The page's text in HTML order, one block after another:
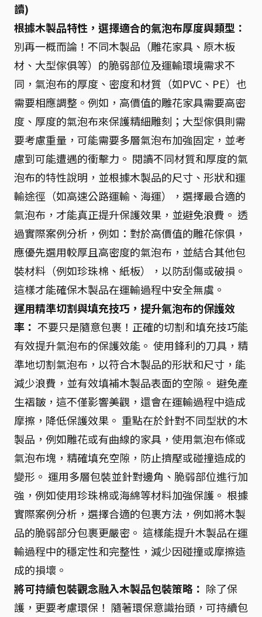
讀)
根據木製品特性，選擇適合的氣泡布厚度與類型：
別再一概而論！不同木製品（雕花家具、原木板
材、大型傢俱等）的脆弱部位及運輸環境需求不
同，氣泡布的厚度、密度和材質（如PVC、PE）也
需要相應調整。例如，高價值的雕花家具需要高密
度、厚度的氣泡布來保護精細雕刻；大型傢俱則需
要考慮重量，可能需要多層氣泡布加強固定，並考
慮到可能遭遇的衝擊力。 閱讀不同材質和厚度的氣
泡布的特性說明，並根據木製品的尺寸、形狀和運
輸途徑（如高速公路運輸、海運），選擇最合適的
氣泡布，才能真正提升保護效果，並避免浪費。 透
過實際案例分析，例如：對於高價值的雕花傢俱，
應優先選用較厚且高密度的氣泡布，並結合其他包
裝材料（例如珍珠棉、紙板），以防刮傷或破損。
這樣才能確保木製品在運輸過程中安全無虞。
運用精準切割與填充技巧，提升氣泡布的保護效
率： 不要只是隨意包裹！正確的切割和填充技巧能
有效提升氣泡布的保護效能。 使用鋒利的刀具，精
準地切割氣泡布，以符合木製品的形狀和尺寸，能
減少浪費，並有效填補木製品表面的空隙。 避免產
生褶皺，這不僅影響美觀，還會在運輸過程中造成
摩擦，降低保護效果。 重點在於針對不同型狀的木
製品，例如雕花或有曲線的家具，使用氣泡布條或
氣泡布塊，精確填充空隙，防止擠壓或碰撞造成的
變形。 運用多層包裝並針對邊角、脆弱部位進行加
強，例如使用珍珠棉或海綿等材料加強保護。 根據
實際案例分析，選擇合適的包裹方法，例如將木製
品的脆弱部分包裹更嚴密。 這樣能提升木製品在運
輸過程中的穩定性和完整性，減少因碰撞或摩擦造
成的損壞。
將可持續包裝觀念融入木製品包裝策略： 除了保
護，更要考慮環保！ 隨著環保意識抬頭，可持續包